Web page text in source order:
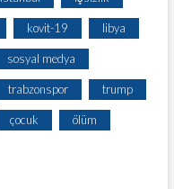
kovit-19 libya
sosyal medya
trabzonspor trump
çocuk ölüm